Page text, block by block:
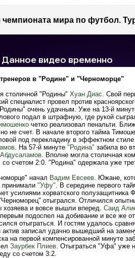
в "Родине" и "Черноморце"
столичной "Родины" Хуан Диас. Свой
специалист провел против
очень удачным. Уже на 13-й
подал в штрафную, где рукой
четко реализовал пенальти.
не счет. В начале второго тайма
под перекладину в эффектном
. На 57-й минуте "Родина" забила во
. Вполне могла столичная
со счетом 2:0. "Родина" одержала уже
начал Вадим Евсеев. Южане,
принимали "Уфу". В середине первого
усилиями хорватского полузащитника
отыгрался. Отличился
хозяева и вовсе вышли вперед. Саид
подоспел на добивание и все же
отыграться. И гостям удалось
актив записал удачно вышедший на
на первой компенсированной минуте
Заурбек Плиев. Отыграться "Уфа" уже
со счетом 3:2.